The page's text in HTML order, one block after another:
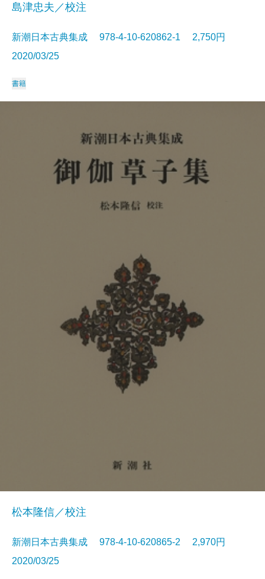
島津忠夫／校注
新潮日本古典集成 978-4-10-620862-1 2,750円
2020/03/25
書籍
松本隆信／校注
新潮日本古典集成 978-4-10-620865-2 2,970円
2020/03/25